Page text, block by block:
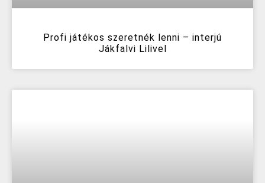
Profi játékos szeretnék lenni – interjú
Jákfalvi Lilivel